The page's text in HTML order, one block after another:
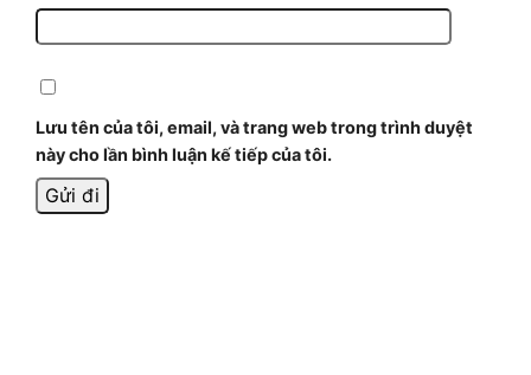
Lưu tên của tôi, email, và trang web trong trình duyệt
này cho lần bình luận kế tiếp của tôi.